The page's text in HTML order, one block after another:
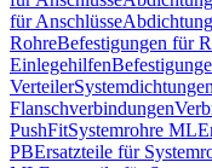
für Anschlüsse
RohreBefestigungen für
Einlegehilfen
VerteilerSystemdichtungen
Flanschverbindungen
PushFitSystemrohre ML
PBErsatzteile für